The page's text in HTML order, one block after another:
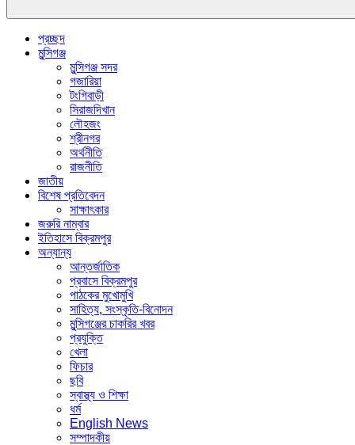
প্রচ্ছদ
মুন্সিগঞ্জ
মুন্সিগঞ্জ সদর
গজারিয়া
টংগিবাড়ী
সিরাজদিখান
লৌহজং
শ্রীনগর
অর্থনীতি
রাজনীতি
জাতীয়
বিশেষ প্রতিবেদন
সাক্ষাৎকার
জরুরি নাম্বার
ইতিহাসে বিক্রমপুর
অন্যান্য
আন্তর্জাতিক
প্রবাসে বিক্রমপুর
পাঠকের মুখোমুখি
সাহিত্য, সংস্কৃতি-বিনোদন
মুন্সিগঞ্জের চাকরির খবর
প্রযুক্তি
খেলা
ফিচার
ছবি
স্বাস্থ্য ও শিক্ষা
ধর্ম
English News
সম্পাদকীয়